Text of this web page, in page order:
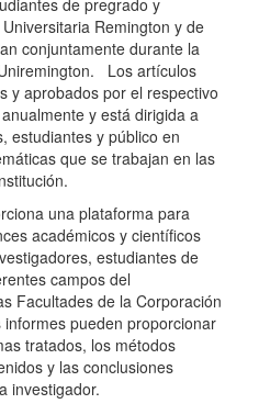
de pregrado y
Remington y de
conjuntamente durante la
Los artículos
y aprobados por el respectivo
y está dirigida a
estudiantes y público en
que se trabajan en las
una plataforma para
académicos y científicos
estudiantes de
campos del
Facultades de la Corporación
pueden proporcionar
tratados, los métodos
y las conclusiones
investigador.